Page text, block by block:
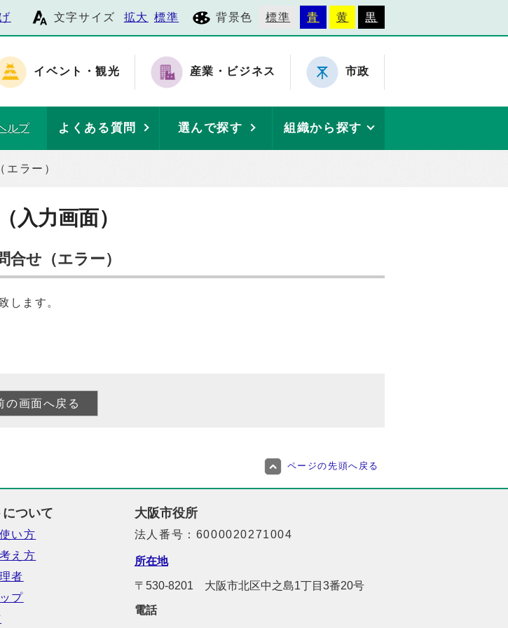
文字サイズ 拡大 標準 背景色 標準 青 黄 黒
イベント・観光 産業・ビジネス 市政
ルプ よくある質問 選んで探す 組織から探す
ラー）
入力画面）
合せ（エラー）
します。
ページの先頭へ戻る
ついて
い方
え方
者
プ
大阪市役所
法人番号：6000020271004
所在地
〒530-8201 大阪市北区中之島1丁目3番20号
電話